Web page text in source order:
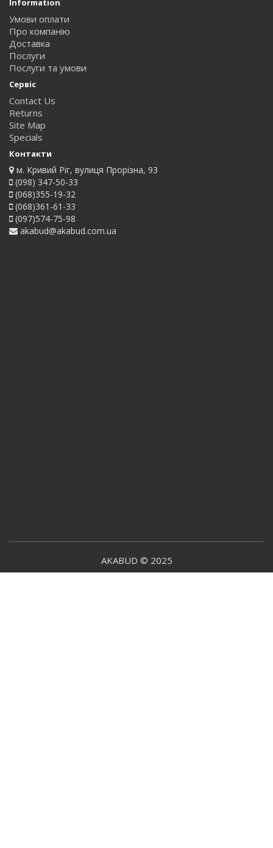
Information
Умови оплати
Про компанію
Доставка
Послуги
Послуги та умови
Сервіс
Contact Us
Returns
Site Map
Specials
Контакти
м. Кривий Ріг, вулиця Прорізна, 93
(098) 347-50-33
(068)355-19-32
(068)361-61-33
(097)574-75-98
akabud@akabud.com.ua
AKABUD © 2025